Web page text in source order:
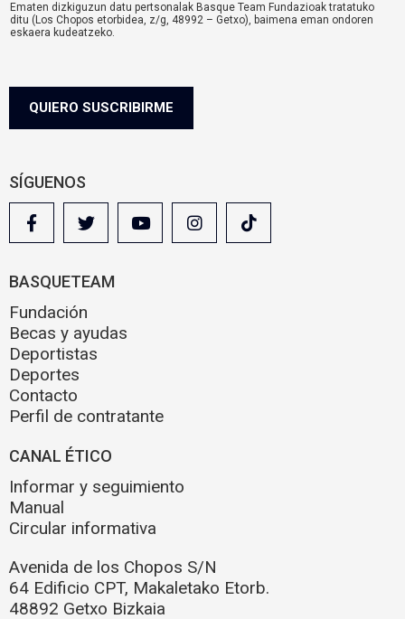
i
s
e
a
Ematen dizkiguzun datu pertsonalak Basque Team Fundazioak tratatuko
ditu (Los Chopos etorbidea, z/g, 48992 – Getxo), baimena eman ondoren
eskaera kudeatzeko.
QUIERO SUSCRIBIRME
SÍGUENOS
BASQUETEAM
Fundación
Becas y ayudas
Deportistas
Deportes
Contacto
Perfil de contratante
CANAL ÉTICO
Informar y seguimiento
Manual
Circular informativa
Avenida de los Chopos S/N
64 Edificio CPT, Makaletako Etorb.
48892 Getxo Bizkaia